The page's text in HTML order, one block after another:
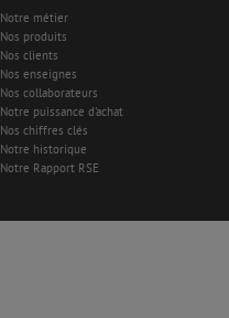
Notre métier
Nos produits
Nos clients
Nos enseignes
Nos collaborateurs
Notre puissance d'achat
Nos chiffres clés
Notre historique
Notre Rapport RSE